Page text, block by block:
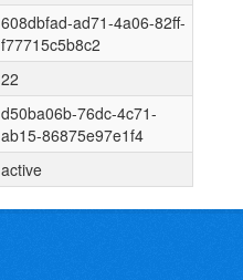
608dbfad-ad71-4a06-82ff-
f77715c5b8c2
22
d50ba06b-76dc-4c71-
ab15-86875e97e1f4
active